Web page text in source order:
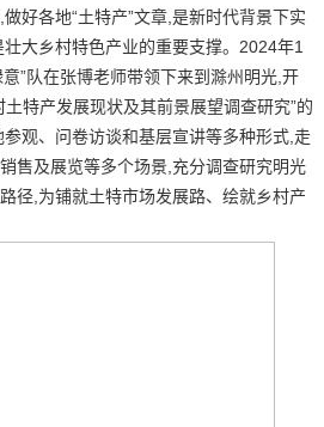
好各地“土特产”文章,是新时代背景下实
大乡村特色产业的重要支撑。2024年1
”队在张博老师带领下来到滁州明光,开
特产发展现状及其前景展望调查研究”的
观、问卷访谈和基层宣讲等多种形式,走
售及展览等多个场景,充分调查研究明光
径,为铺就土特市场发展路、绘就乡村产